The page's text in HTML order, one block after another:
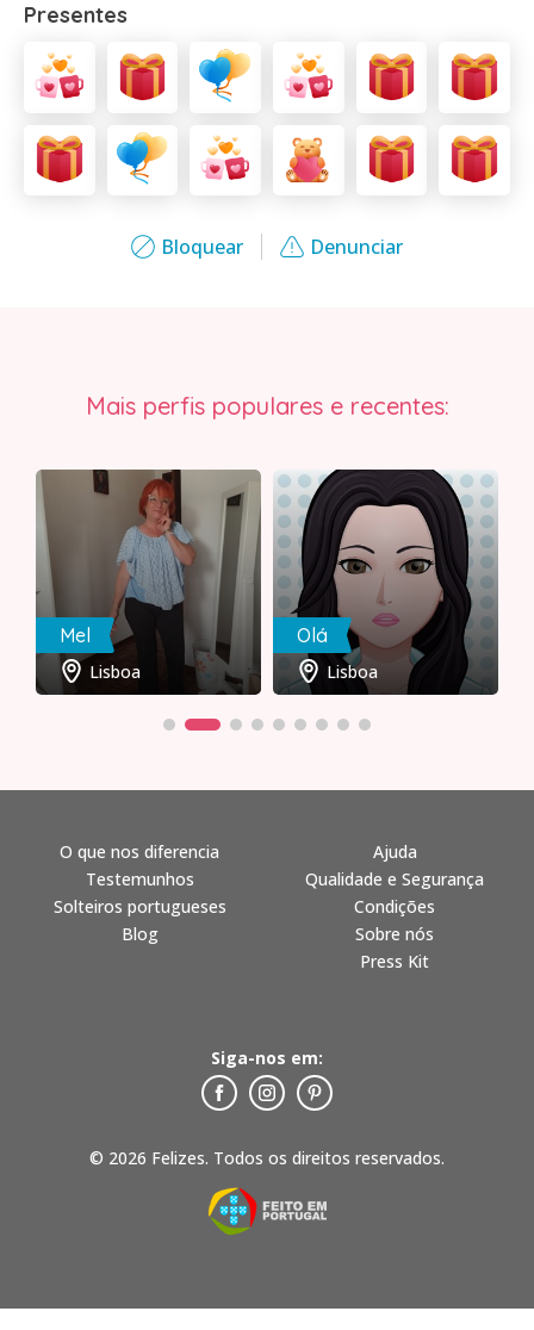
Bloquear Denunciar
Presentes
Mais perfis populares e recentes:
Mel
Lisboa
Olá
Lisboa
© 2026 Felizes. Todos os direitos reservados.
O que nos diferencia
Testemunhos
Solteiros portugueses
Blog
Ajuda
Qualidade e Segurança
Condições
Sobre nós
Press Kit
Siga-nos em: